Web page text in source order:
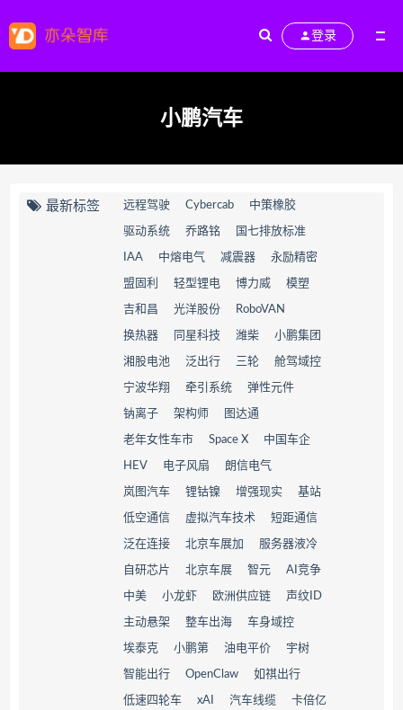
登录
小鹏汽车
最新标签 远程驾驶 Cybercab 中策橡胶
驱动系统 乔路铭 国七排放标准
IAA 中熔电气 减震器 永励精密
盟固利 轻型锂电 博力威 模塑
吉和昌 光洋股份 RoboVAN
换热器 同星科技 潍柴 小鹏集团
湘股电池 泛出行 三轮 舱驾域控
宁波华翔 牵引系统 弹性元件
钠离子 架构师 图达通
老年女性车市 Space X 中国车企
HEV 电子风扇 朗信电气
岚图汽车 锂钴镍 增强现实 基站
低空通信 虚拟汽车技术 短距通信
泛在连接 北京车展加 服务器液冷
自研芯片 北京车展 智元 AI竞争
中美 小龙虾 欧洲供应链 声纹ID
主动悬架 整车出海 车身域控
埃泰克 小鹏第 油电平价 宇树
智能出行 OpenClaw 如祺出行
低速四轮车 xAI 汽车线缆 卡倍亿